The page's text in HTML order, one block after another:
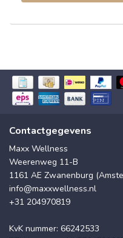
Contactgegevens
Maxx Wellness
Weerenweg 11-B
1161 AE Zwanenburg
info@maxxwellness.nl
+31 204970819
KvK nummer: 66242533